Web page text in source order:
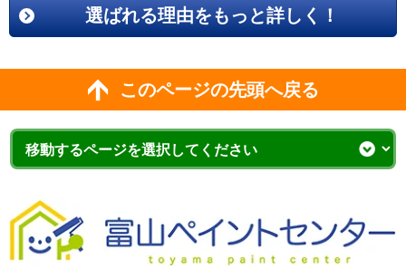
選ばれる理由をもっと詳しく！
このページの先頭へ戻る